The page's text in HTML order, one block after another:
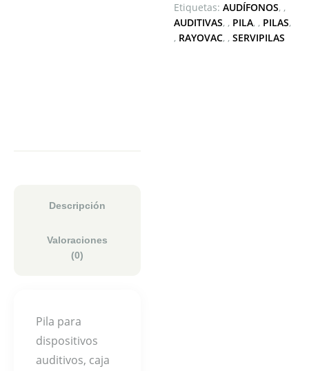
Etiquetas: AUDÍFONOS ,
AUDITIVAS , PILA , PILAS
, RAYOVAC , SERVIPILAS
Descripción
Valoraciones
(0)
Pila para
dispositivos
auditivos, caja